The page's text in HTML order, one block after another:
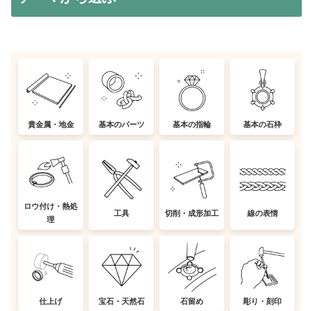
貴金属・地金 基本のパーツ 基本の指輪 基本の石枠
ロウ付け・熱処
理
工具 切削・成形加工 線の表情
仕上げ 宝石・天然石 石留め 彫り・刻印